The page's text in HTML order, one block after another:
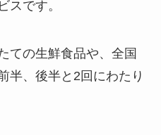
スです。
ての生鮮食品や、全国
半、後半と2回にわたり